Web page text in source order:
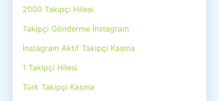
2000 Takipçi Hilesi
Takipçi Gönderme İnstagram
İnstagram Aktif Takipçi Kasma
1 Takipçi Hilesi
Türk Takipçi Kasma